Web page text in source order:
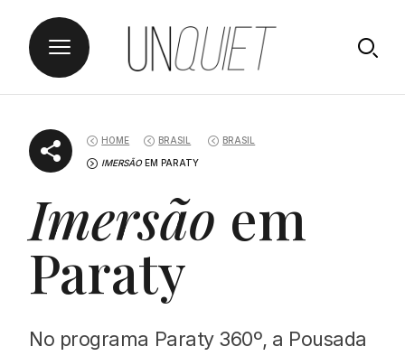
content
HOME BRASIL BRASIL
IMERSÃOEM PARATY
Imersão em
Paraty
No programa Paraty 360º, a Pousada